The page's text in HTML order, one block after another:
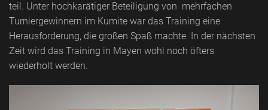
teil. Unter hochkarätiger Beteiligung von mehrfachen
Turniergewinnern im Kumite war das Training eine
Herausforderung, die großen Spaß machte. In der nächsten
Zeit wird das Training in Mayen wohl noch öfters
wiederholt werden.